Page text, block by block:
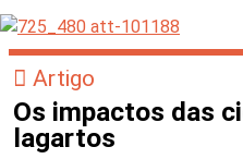
Artigo
Os impactos das
lagartos